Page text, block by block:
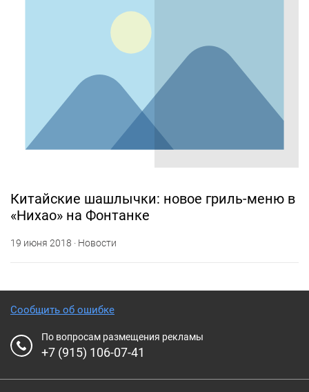
Китайские шашлычки: новое гриль-меню в
«Нихао» на Фонтанке
19 июня 2018 · Новости
Сообщить об ошибке
По вопросам размещения рекламы
+7 (915) 106-07-41